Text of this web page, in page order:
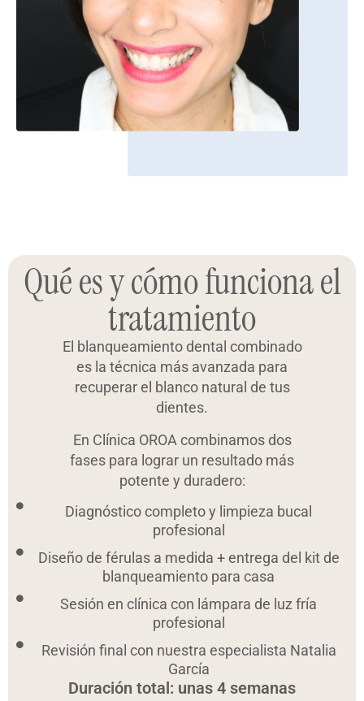
Qué es y cómo funciona el
tratamiento
El blanqueamiento dental combinado
es la técnica más avanzada para
recuperar el blanco natural de tus
dientes.
En Clínica OROA combinamos dos
fases para lograr un resultado más
potente y duradero:
Diagnóstico completo y limpieza bucal
profesional
Diseño de férulas a medida + entrega del kit de
blanqueamiento para casa
Sesión en clínica con lámpara de luz fría
profesional
Revisión final con nuestra especialista Natalia
García
Duración total: unas 4 semanas